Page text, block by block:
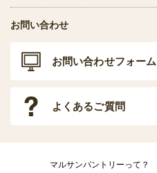
お問い合わせ
お問い合わせフォーム
よくあるご質問
マルサンパントリーって？